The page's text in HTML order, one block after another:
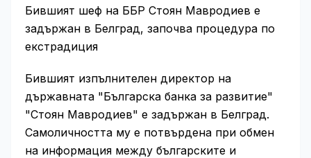
Бившият шеф на ББР Стоян Мавродиев е
задържан в Белград, започва процедура по
екстрадиция
Бившият изпълнителен директор на
държавната "Българска банка за развитие"
"Стоян Мавродиев" е задържан в Белград.
Самоличността му е потвърдена при обмен
на информация между българските и